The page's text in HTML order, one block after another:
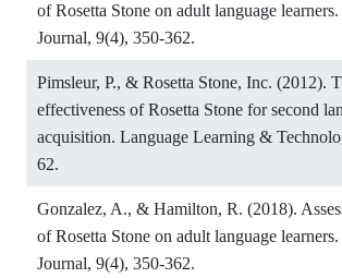
of Rosetta Stone on adult language
Journal, 9(4), 350-362.
Pimsleur, P., & Rosetta Stone, Inc. (2012).
effectiveness of Rosetta Stone for second
acquisition. Language Learning &
62.
Gonzalez, A., & Hamilton, R. (2018).
of Rosetta Stone on adult language
Journal, 9(4), 350-362.